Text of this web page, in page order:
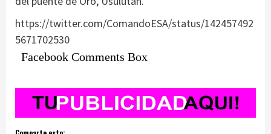
https://twitter.com/ComandoESA/status/142457492
5671702530
Facebook Comments Box